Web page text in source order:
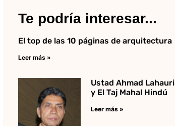
Te podría interesar...
El top de las 10 páginas de arquitectura
Leer más »
Ustad Ahmad Lahauri
y El Taj Mahal Hindú
Leer más »